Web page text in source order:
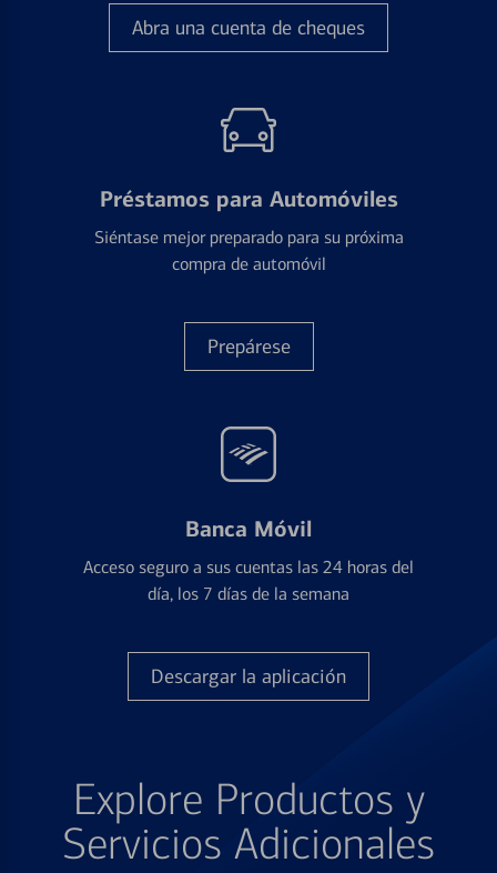
Abra una cuenta de cheques
Préstamos para Automóviles
Siéntase mejor preparado para su próxima
compra de automóvil
Prepárese
Banca Móvil
Acceso seguro a sus cuentas las 24 horas del
día, los 7 días de la semana
Descargar la aplicación
Explore Productos y
Servicios Adicionales